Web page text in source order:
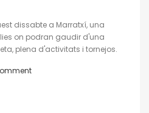
dissabte a Marratxí, una
on podran gaudir d'una
plena d'activitats i tornejos.